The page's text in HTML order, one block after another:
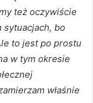
też oczywiście
sytuacjach, bo
to jest po prostu
w tym okresie
właśnie